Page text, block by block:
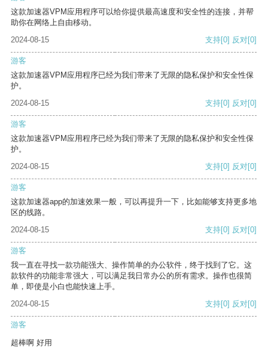
这款加速器VPM应用程序可以给你提供最高速度和安全性的连接，并帮
助你在网络上自由移动。
2024-08-15
支持[0] 反对[0]
游客
这款加速器VPM应用程序已经为我们带来了无限的隐私保护和安全性保
护。
2024-08-15
支持[0] 反对[0]
游客
这款加速器VPM应用程序已经为我们带来了无限的隐私保护和安全性保
护。
2024-08-15
支持[0] 反对[0]
游客
这款加速器app的加速效果一般，可以再提升一下，比如能够支持更多地
区的线路。
2024-08-15
支持[0] 反对[0]
游客
我一直在寻找一款功能强大、操作简单的办公软件，终于找到了它。这
款软件的功能非常强大，可以满足我日常办公的所有需求。操作也很简
单，即使是小白也能快速上手。
2024-08-15
支持[0] 反对[0]
游客
超棒啊 好用